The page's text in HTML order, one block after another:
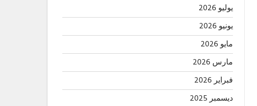
يوليو 2026
يونيو 2026
مايو 2026
مارس 2026
فبراير 2026
ديسمبر 2025